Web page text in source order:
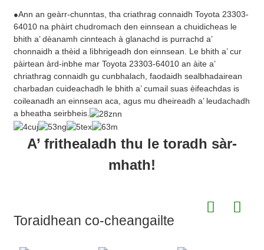
●Ann an geàrr-chunntas, tha criathrag connaidh Toyota 23303-
64010 na phàirt chudromach den einnsean a chuidicheas le
bhith a’ dèanamh cinnteach à glanachd is purrachd a’
chonnaidh a thèid a lìbhrigeadh don einnsean. Le bhith a’ cur
pàirtean àrd-inbhe mar Toyota 23303-64010 an àite a’
chriathrag connaidh gu cunbhalach, faodaidh sealbhadairean
charbadan cuideachadh le bhith a’ cumail suas èifeachdas is
coileanadh an einnsean aca, agus mu dheireadh a’ leudachadh
a bheatha seirbheis.
A’ frithealadh thu le toradh sàr-
mhath!
Toraidhean co-cheangailte